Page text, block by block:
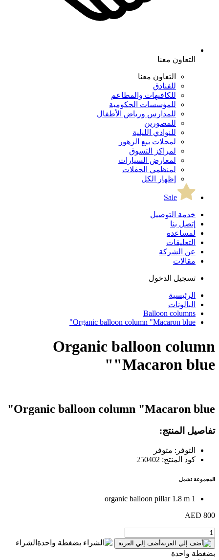
التعاون معنا
التعاون معنا
للفنادق
للكافيهات والمطاعم
للمؤسسات الحكومية
للمدارس ورياض الأطفال
للمصورين
للنوادي الليلية
لمحلات بيع الزهور
لمراكز التسوق
لمعارض السيارات
لمنظمي الحفلات
إظهار الكل
Sale
خدمة التوصيل
إتصل بنا
لمساعدة
التعليقات
عن الشركة
مقالات
تسجيل الدخول
الرئيسية
البالونات
Balloon columns
Organic balloon column "Macaron blue"
Organic balloon column
"Macaron blue"
Organic balloon column "Macaron blue"
تفاصيل المنتج:
التوفر: متوفر
كود المنتج: 250402
المجموعة تشمل
1 organic balloon pillar 1.8 m
800 AED
أضف إلي العربة
الشراء
بضغطة واحدة